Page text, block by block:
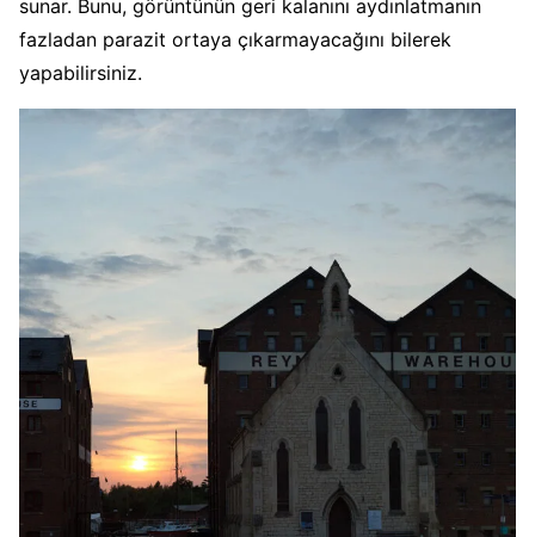
sunar. Bunu, görüntünün geri kalanını aydınlatmanın
fazladan parazit ortaya çıkarmayacağını bilerek
yapabilirsiniz.